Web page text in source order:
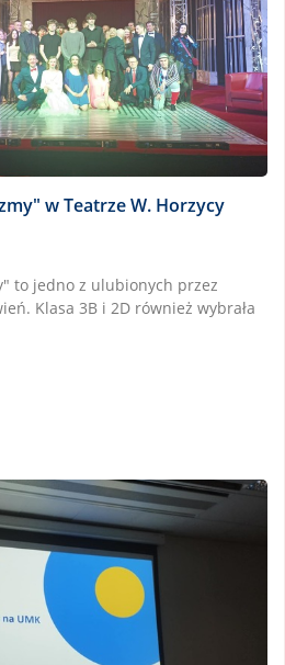
w Teatrze W. Horzycy
to jedno z ulubionych przez
Klasa 3B i 2D również wybrała